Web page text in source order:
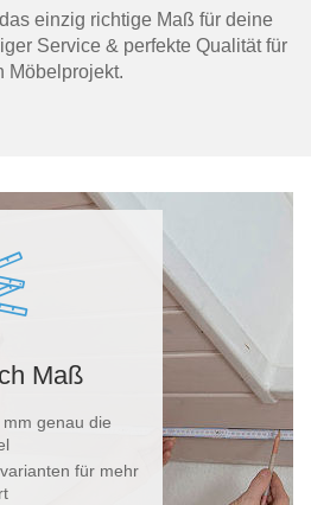
einzig richtige Maß für deine
Service & perfekte Qualität für
Möbelprojekt.
Maß
genau die
für mehr